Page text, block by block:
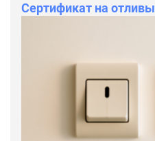
Сертификат на отливы